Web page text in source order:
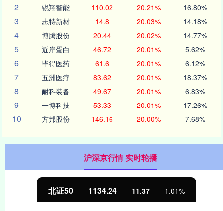
2 锐翔智能 110.02 20.21% 16.80%
3 志特新材 14.8 20.03% 14.18%
4 博腾股份 20.44 20.02% 14.77%
5 近岸蛋白 46.72 20.01% 5.62%
6 毕得医药 61.6 20.01% 6.12%
7 五洲医疗 83.62 20.01% 18.37%
8 耐科装备 49.67 20.01% 6.83%
9 一博科技 53.33 20.01% 17.26%
10 方邦股份 146.16 20.00% 7.68%
沪深京行情 实时轮播
北证50 1134.24 11.37 1.01%